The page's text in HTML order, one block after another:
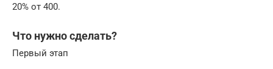
20% от 400.
Что нужно сделать?
Первый этап